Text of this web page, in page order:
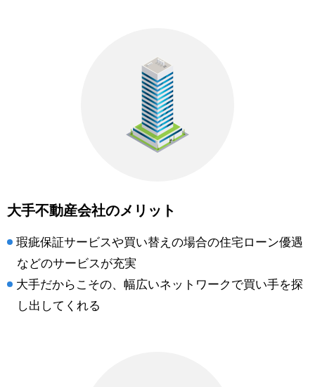
大手不動産会社のメリット
瑕疵保証サービスや買い替えの場合の住宅ローン優遇
などのサービスが充実
大手だからこその、幅広いネットワークで買い手を探
し出してくれる